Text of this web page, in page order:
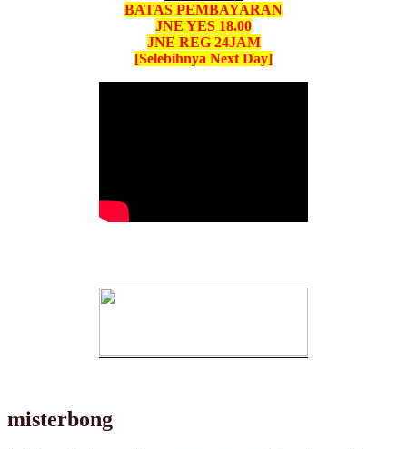
BATAS PEMBAYARAN
JNE YES 18.00
JNE REG 24JAM
[Selebihnya Next Day]
misterbong